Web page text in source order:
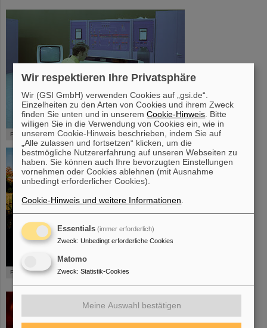
©
Platz 6 – Leitwarte
Platz 7 – Herbststimmung
Wir respektieren Ihre Privatsphäre
Wir (GSI GmbH) verwenden Cookies auf „gsi.de“.
Einzelheiten zu den Arten von Cookies und ihrem Zweck
finden Sie unten und in unseremCookie-Hinweis . Bitte
willigen Sie in die Verwendung von Cookies ein, wie in
unserem Cookie-Hinweis beschrieben, indem Sie auf
„Alle zulassen und fortsetzen“ klicken, um die
bestmögliche Nutzererfahrung auf unseren Webseiten zu
haben. Sie können auch Ihre bevorzugten Einstellungen
vornehmen oder Cookies ablehnen (mit Ausnahme
unbedingt erforderlicher Cookies).
Cookie-Hinweis und weitere Informationen
Essentials (immer erforderlich)
Zweck: Unbedingt erforderliche Cookies
Matomo
Zweck: Statistik-Cookies
Meine Auswahl bestätigen